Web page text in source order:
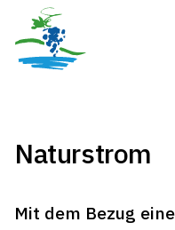
Naturstrom
Mit dem Bezug